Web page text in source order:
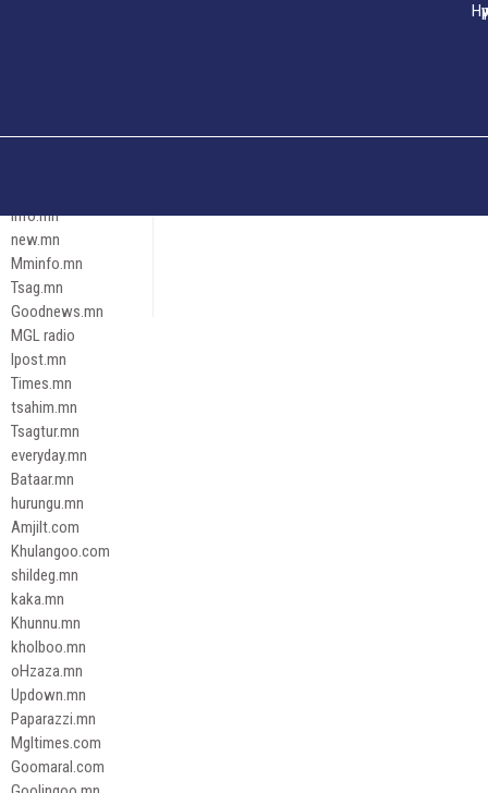
Эрх зүй
info.mn
new.mn
Mminfo.mn
Tsag.mn
Goodnews.mn
MGL radio
Ipost.mn
Times.mn
tsahim.mn
Tsagtur.mn
everyday.mn
Bataar.mn
hurungu.mn
Amjilt.com
Khulangoo.com
shildeg.mn
kaka.mn
Khunnu.mn
kholboo.mn
oHzaza.mn
Updown.mn
Paparazzi.mn
Mgltimes.com
Goomaral.com